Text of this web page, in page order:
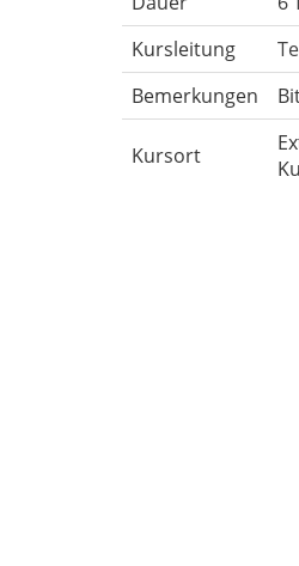
Kursleitung
Bemerkungen
Kursort